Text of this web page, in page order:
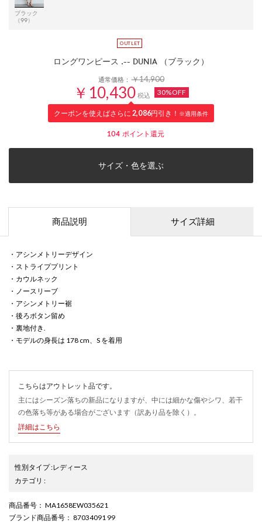
ブラック
（99）
ロングワンピース .-- DUNIA （ブラック）
通常価格：￥14,900
￥10,430 税込 30%OFF
クーポンを使えばさらに 2,086円引き！ ※適用条件
104ポイント還元
サイズ・色を選ぶ
商品説明 サイズ詳細
・アシンメトリーデザイン
・ストライププリント
・カウルネック
・ノースリーブ
・アシンメトリー裾
・後ろボタン留め
・裏地付き.
・モデルの身長は 178 cm、S を着用
こちらはアウトレット品です。
主にはシーズン落ちの新品になりますが、中には細かな傷やシワ、若干
の色落ち等がある場合がございます（訳あり品を除く）。
詳細はこちら
性別タイプ:レディース
カテゴリ :
商品番号 ： MA1658EW035621
ブランド商品番号 ： 87034091 99